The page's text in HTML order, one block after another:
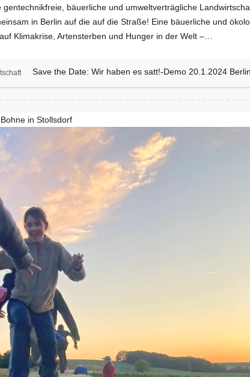
bäuerliche und umweltverträgliche
in Berlin auf die auf die Straße! Eine bäuerliche und
Klimakrise, Artensterben und Hunger in der Welt –…
Save the Date: Wir haben es satt!-Demo 20.1.2024 Berlin
in Stollsdorf